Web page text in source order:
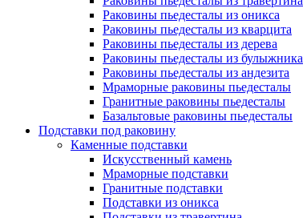
Раковины пьедесталы из оникса
Раковины пьедесталы из кварцита
Раковины пьедесталы из дерева
Раковины пьедесталы из булыжника
Раковины пьедесталы из андезита
Мраморные раковины пьедесталы
Гранитные раковины пьедесталы
Базальтовые раковины пьедесталы
Подставки под раковину
Каменные подставки
Искусственный камень
Мраморные подставки
Гранитные подставки
Подставки из оникса